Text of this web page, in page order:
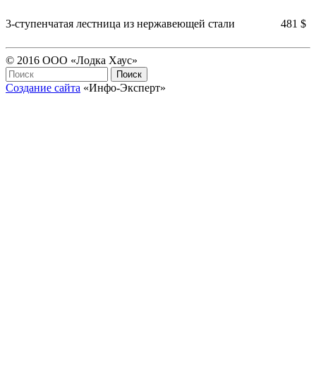
3-ступенчатая лестница из нержавеющей стали 481 $
© 2016 ООО «Лодка Хаус»
Создание сайта «Инфо-Эксперт»